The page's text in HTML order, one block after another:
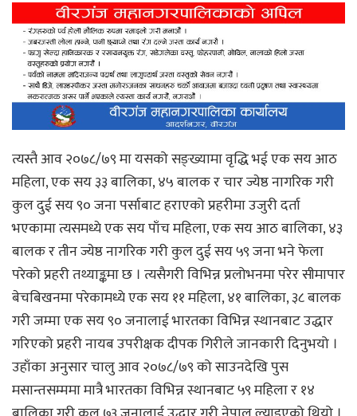
त्यस्तै आव २०७८/७९ मा यसको सङ्ख्यामा वृद्धि भई एक सय आठ
महिला, एक सय ३३ बालिका, ४५ बालक र चार ज्येष्ठ नागरिक गरी
कुल दुई सय ९० जना पर्साबाट हराएको प्रहरीमा उजुरी दर्ता
भएकामा त्यसमध्ये एक सय पाँच महिला, एक सय आठ बालिका, ४३
बालक र तीन ज्येष्ठ नागरिक गरी कुल दुई सय ५९ जना भने फेला
परेको प्रहरी तथ्याङ्कमा छ । त्यसैगरी विभिन्न प्रलोभनमा परेर सीमापार
बेचबिखनमा परेकामध्ये एक सय ११ महिला, ४१ बालिका, ३८ बालक
गरी जम्मा एक सय ९० जनालाई भारतका विभिन्न स्थानबाट उद्धार
गरिएको प्रहरी नायब उपरीक्षक दीपक गिरीले जानकारी दिनुभयो ।
उहाँका अनुसार चालु आव २०७८/७९ को साउनदेखि पुस
मसान्तसम्ममा मात्रै भारतका विभिन्न स्थानबाट ५९ महिला र १४